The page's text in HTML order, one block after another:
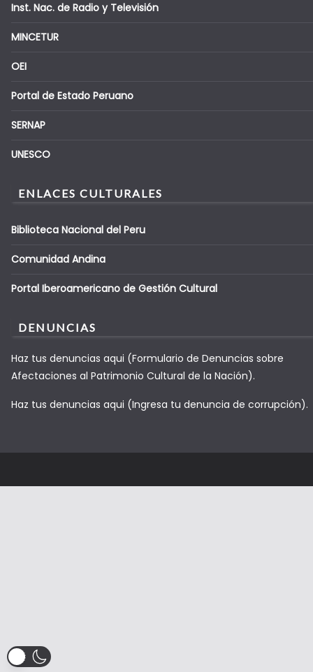
Inst. Nac. de Radio y Televisión
MINCETUR
OEI
Portal de Estado Peruano
SERNAP
UNESCO
ENLACES CULTURALES
Biblioteca Nacional del Peru
Comunidad Andina
Portal Iberoamericano de Gestión Cultural
DENUNCIAS
Haz tus denuncias aqui (Formulario de Denuncias sobre
Afectaciones al Patrimonio Cultural de la Nación).
Haz tus denuncias aqui (Ingresa tu denuncia de corrupción).